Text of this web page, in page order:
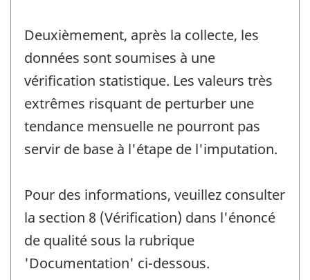
Deuxièmement, après la collecte, les
données sont soumises à une
vérification statistique. Les valeurs très
extrêmes risquant de perturber une
tendance mensuelle ne pourront pas
servir de base à l'étape de l'imputation.
Pour des informations, veuillez consulter
la section 8 (Vérification) dans l'énoncé
de qualité sous la rubrique
'Documentation' ci-dessous.